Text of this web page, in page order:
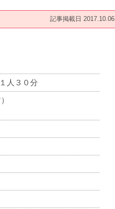
記事掲載日 2017.10.06
人３０分